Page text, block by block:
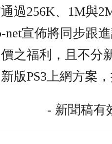
過256K、1M與
net宣佈將同步跟
之福利，且不分
版PS3上網方案
- 新聞稿有